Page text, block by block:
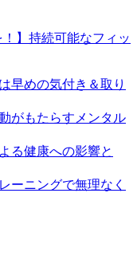
】持続可能なフィッ
早めの気付き＆取り
がもたらすメンタル
る健康への影響と
ーニングで無理なく